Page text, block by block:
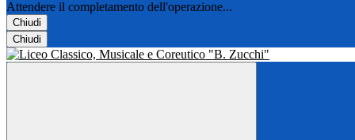
Attendere il completamento dell'operazione...
Chiudi
Chiudi